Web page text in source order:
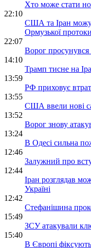
Хто може стати
22:10
США та Іран
Ормузької протоки
22:07
Ворог просунувся
14:10
Трамп тисне на
13:59
РФ приховує
13:55
США ввели нові
13:52
Ворог знову
13:24
В Одесі сильна
12:46
Залужний про
12:44
Іран розглядав
Україні
12:42
Стефанішина
15:49
ЗСУ атакували
15:40
В Європі